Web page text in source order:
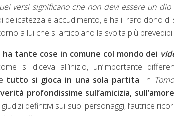
versi significano che non devi essere un
delicatezza e accudimento, e ha il raro dono
a lui che si articolano la svolta più
ha tante cose in comune col mondo dei
si diceva all’inizio, un’importante
tutto si gioca in una sola partita. In
verità profondissime sull’amicizia,
giudizi definitivi sui suoi personaggi, l’autrice